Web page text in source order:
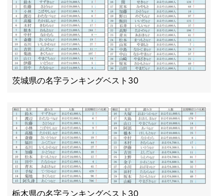
茨城県の名字ランキングベスト30
栃木県の名字ランキングベスト30